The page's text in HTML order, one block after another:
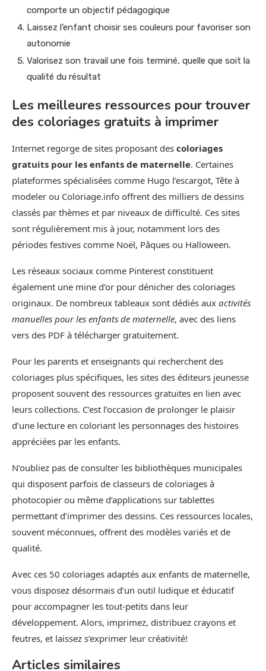
comporte un objectif pédagogique
Laissez l’enfant choisir ses couleurs pour favoriser son
autonomie
Valorisez son travail une fois terminé, quelle que soit la
qualité du résultat
Les meilleures ressources pour trouver
des coloriages gratuits à imprimer
Internet regorge de sites proposant des coloriages
gratuits pour les enfants de maternelle. Certaines
plateformes spécialisées comme Hugo l’escargot, Tête à
modeler ou Coloriage.info offrent des milliers de dessins
classés par thèmes et par niveaux de difficulté. Ces sites
sont régulièrement mis à jour, notamment lors des
périodes festives comme Noël, Pâques ou Halloween.
Les réseaux sociaux comme Pinterest constituent
également une mine d’or pour dénicher des coloriages
originaux. De nombreux tableaux sont dédiés aux activités
manuelles pour les enfants de maternelle, avec des liens
vers des PDF à télécharger gratuitement.
Pour les parents et enseignants qui recherchent des
coloriages plus spécifiques, les sites des éditeurs jeunesse
proposent souvent des ressources gratuites en lien avec
leurs collections. C’est l’occasion de prolonger le plaisir
d’une lecture en coloriant les personnages des histoires
appréciées par les enfants.
N’oubliez pas de consulter les bibliothèques municipales
qui disposent parfois de classeurs de coloriages à
photocopier ou même d’applications sur tablettes
permettant d’imprimer des dessins. Ces ressources locales,
souvent méconnues, offrent des modèles variés et de
qualité.
Avec ces 50 coloriages adaptés aux enfants de maternelle,
vous disposez désormais d’un outil ludique et éducatif
pour accompagner les tout-petits dans leur
développement. Alors, imprimez, distribuez crayons et
feutres, et laissez s’exprimer leur créativité!
Articles similaires